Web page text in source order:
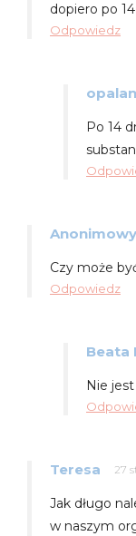
dopiero po
Odpowiedz
Po 14
Anonimowy
Czy może
Odpowiedz
Beata
Nie
Teresa 27
Jak długo
w naszym